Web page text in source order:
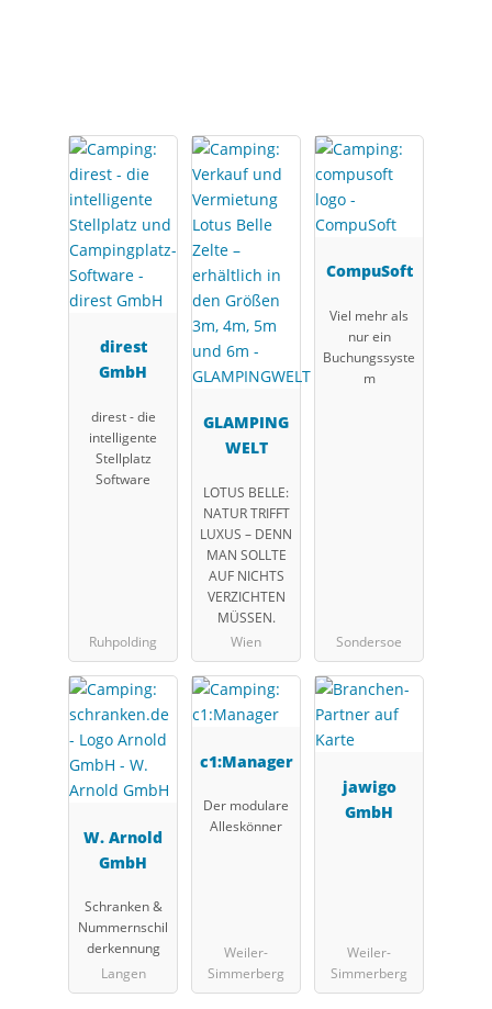
direst
GmbH
direst - die
intelligente
Stellplatz
Software
Ruhpolding
GLAMPING
WELT
LOTUS BELLE:
NATUR TRIFFT
LUXUS – DENN
MAN SOLLTE
AUF NICHTS
VERZICHTEN
MÜSSEN.
Wien
CompuSoft
Viel mehr als
nur ein
Buchungssyste
m
Sondersoe
W. Arnold
GmbH
Schranken &
Nummernschil
derkennung
Langen
c1:Manager
Der modulare
Alleskönner
Weiler-
Simmerberg
jawigo
GmbH
Weiler-
Simmerberg